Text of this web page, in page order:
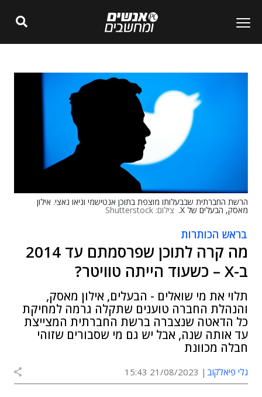
הרשת החברתית שבבעלותו מוצפת בתוכן אנטישמי וניאו נאצי. אילון
מאסק, הבעלים של X. צילום: Shutterstock
בראש הכותרות
מה קרה לתוכן שפרסמתם עד 2014
ב-X – כשעוד הייתה טוויטר?
תלוי את מי שואלים - הבעלים, אילון מאסק,
והנהלת החברה טוענים שתקלה גרמה למחיקת
כל הדאטה שנצברה ברשת החברתית המצייצת
עד אותה שנה, אבל יש גם מי שסבורים שזוהי
חבלה מכוונת
גלי פיאלקוב 21/08/2023 15:43